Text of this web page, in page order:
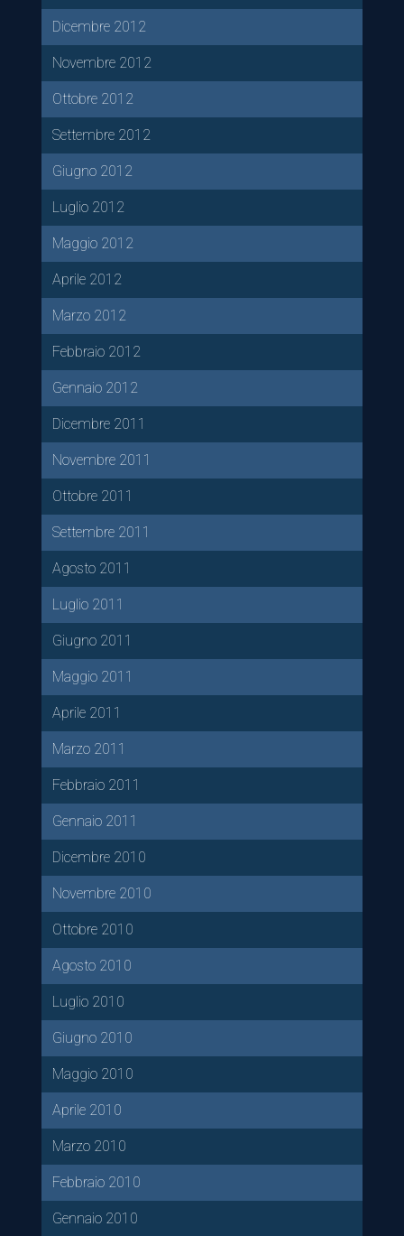
Dicembre 2012
Novembre 2012
Ottobre 2012
Settembre 2012
Giugno 2012
Luglio 2012
Maggio 2012
Aprile 2012
Marzo 2012
Febbraio 2012
Gennaio 2012
Dicembre 2011
Novembre 2011
Ottobre 2011
Settembre 2011
Agosto 2011
Luglio 2011
Giugno 2011
Maggio 2011
Aprile 2011
Marzo 2011
Febbraio 2011
Gennaio 2011
Dicembre 2010
Novembre 2010
Ottobre 2010
Agosto 2010
Luglio 2010
Giugno 2010
Maggio 2010
Aprile 2010
Marzo 2010
Febbraio 2010
Gennaio 2010